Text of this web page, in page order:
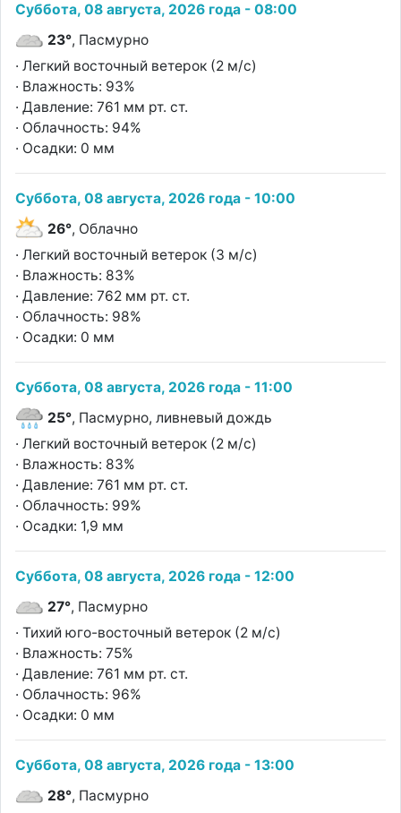
Суббота, 08 августа, 2026 года - 08:00
23°, Пасмурно
· Легкий восточный ветерок (2 м/с)
· Влажность: 93%
· Давление: 761 мм рт. ст.
· Облачность: 94%
· Осадки: 0 мм
Суббота, 08 августа, 2026 года - 10:00
26°, Облачно
· Легкий восточный ветерок (3 м/с)
· Влажность: 83%
· Давление: 762 мм рт. ст.
· Облачность: 98%
· Осадки: 0 мм
Суббота, 08 августа, 2026 года - 11:00
25°, Пасмурно, ливневый дождь
· Легкий восточный ветерок (2 м/с)
· Влажность: 83%
· Давление: 761 мм рт. ст.
· Облачность: 99%
· Осадки: 1,9 мм
Суббота, 08 августа, 2026 года - 12:00
27°, Пасмурно
· Тихий юго-восточный ветерок (2 м/с)
· Влажность: 75%
· Давление: 761 мм рт. ст.
· Облачность: 96%
· Осадки: 0 мм
Суббота, 08 августа, 2026 года - 13:00
28°, Пасмурно